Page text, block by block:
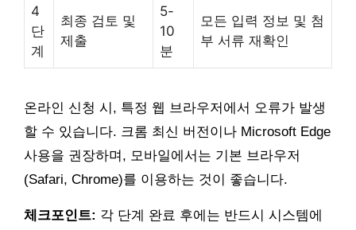
4
단
계
최종 검토 및
제출
5-
10
분
모든 입력 정보 및 첨
부 서류 재확인
온라인 신청 시, 특정 웹 브라우저에서 오류가 발생
할 수 있습니다. 크롬 최신 버전이나 Microsoft Edge
사용을 권장하며, 모바일에서는 기본 브라우저
(Safari, Chrome)를 이용하는 것이 좋습니다.
체크포인트: 각 단계 완료 후에는 반드시 시스템에